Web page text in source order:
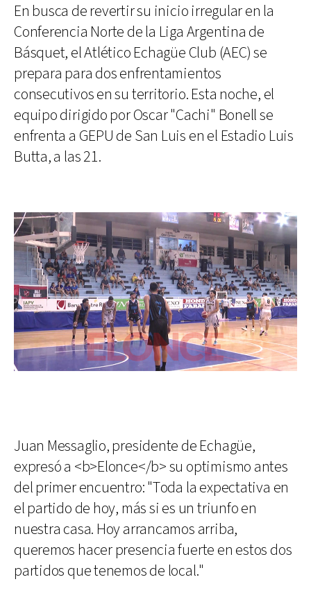
En busca de revertir su inicio irregular en la
Conferencia Norte de la Liga Argentina de
Básquet, el Atlético Echagüe Club (AEC) se
prepara para dos enfrentamientos
consecutivos en su territorio. Esta noche, el
equipo dirigido por Oscar "Cachi" Bonell se
enfrenta a GEPU de San Luis en el Estadio Luis
Butta, a las 21.
Juan Messaglio, presidente de Echagüe,
expresó a <b>Elonce</b> su optimismo antes
del primer encuentro: "Toda la expectativa en
el partido de hoy, más si es un triunfo en
nuestra casa. Hoy arrancamos arriba,
queremos hacer presencia fuerte en estos dos
partidos que tenemos de local."